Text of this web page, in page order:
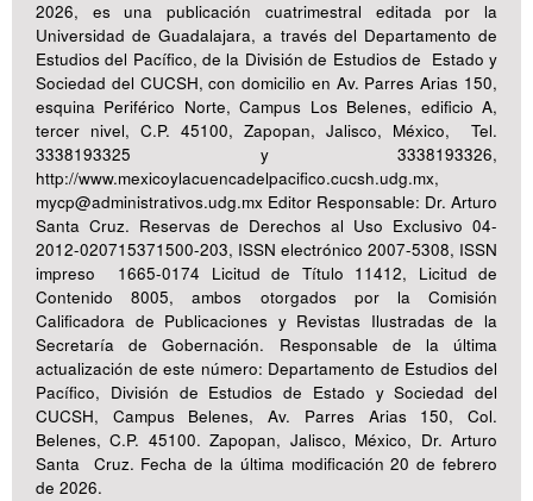
2026, es una publicación cuatrimestral editada por la
Universidad de Guadalajara, a través del Departamento de
Estudios del Pacífico, de la División de Estudios de Estado y
Sociedad del CUCSH, con domicilio en Av. Parres Arias 150,
esquina Periférico Norte, Campus Los Belenes, edificio A,
tercer nivel, C.P. 45100, Zapopan, Jalisco, México, Tel.
3338193325 y 3338193326,
http://www.mexicoylacuencadelpacifico.cucsh.udg.mx,
mycp@administrativos.udg.mx Editor Responsable: Dr. Arturo
Santa Cruz. Reservas de Derechos al Uso Exclusivo 04-
2012-020715371500-203, ISSN electrónico 2007-5308, ISSN
impreso 1665-0174 Licitud de Título 11412, Licitud de
Contenido 8005, ambos otorgados por la Comisión
Calificadora de Publicaciones y Revistas Ilustradas de la
Secretaría de Gobernación. Responsable de la última
actualización de este número: Departamento de Estudios del
Pacífico, División de Estudios de Estado y Sociedad del
CUCSH, Campus Belenes, Av. Parres Arias 150, Col.
Belenes, C.P. 45100. Zapopan, Jalisco, México, Dr. Arturo
Santa Cruz. Fecha de la última modificación 20 de febrero
de 2026.